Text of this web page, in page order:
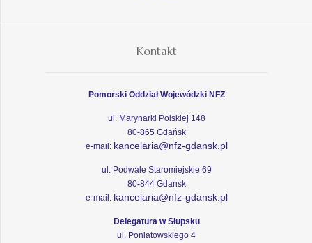
Kontakt
Pomorski Oddział Wojewódzki NFZ
ul. Marynarki Polskiej 148
80-865 Gdańsk
e-mail: kancelaria@nfz-gdansk.pl
ul. Podwale Staromiejskie 69
80-844 Gdańsk
e-mail: kancelaria@nfz-gdansk.pl
Delegatura w Słupsku
ul. Poniatowskiego 4